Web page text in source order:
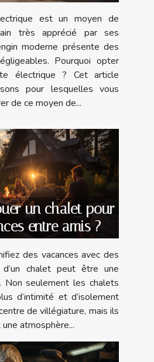
est un moyen de
très apprécié par ses
moderne présente des
Pourquoi opter
électrique ? Cet article
pour lesquelles vous
de ce moyen de...
un chalet pour
entre amis ?
des vacances avec des
chalet peut être une
Non seulement les chalets
d’intimité et d’isolement
de villégiature, mais ils
atmosphère...